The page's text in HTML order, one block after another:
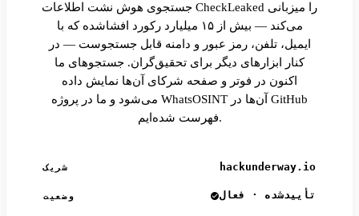
جستجوی هوش نشت اطلاعات CheckLeaked را میزبانی
می‌کند — بیش از ۱۵ میلیارد رکورد افشاشده که با
ایمیل، تلفن، رمز عبور و دامنه قابل جستجوست — در
کنار ابزارهای دیگر برای تحقیق‌گران. جستجوهای ما
اکنون در فوتر و صفحه شرکای آن‌ها نمایش داده
می‌شود و ما در پروژه WhatsOSINT آن‌ها در GitHub
فهرست شده‌ایم.
شریک hackunderway.io
وضعیت تأییدشده · فعال